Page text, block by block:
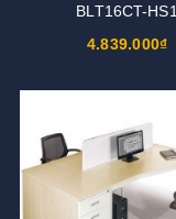
BLT16CT-HS1
4.839.000₫